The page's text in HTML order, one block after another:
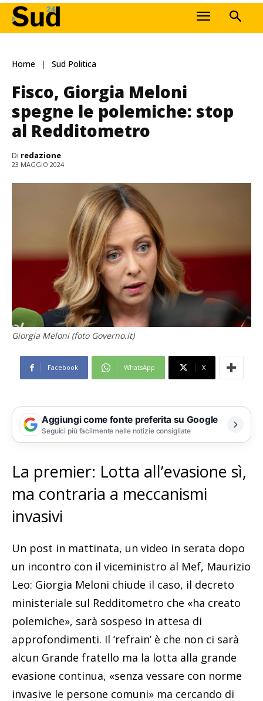
Home Sud Politica
Fisco, Giorgia Meloni
spegne le polemiche: stop
al Redditometro
Di redazione
23 MAGGIO 2024
Giorgia Meloni (foto Governo.it)
Facebook WhatsApp X
Aggiungi come fonte preferita su Google
Seguici più facilmente nelle notizie consigliate
La premier: Lotta all’evasione sì,
ma contraria a meccanismi
invasivi
Un post in mattinata, un video in serata dopo
un incontro con il viceministro al Mef, Maurizio
Leo: Giorgia Meloni chiude il caso, il decreto
ministeriale sul Redditometro che «ha creato
polemiche», sarà sospeso in attesa di
approfondimenti. Il ‘refrain’ è che non ci sarà
alcun Grande fratello ma la lotta alla grande
evasione continua, «senza vessare con norme
invasive le persone comuni» ma cercando di